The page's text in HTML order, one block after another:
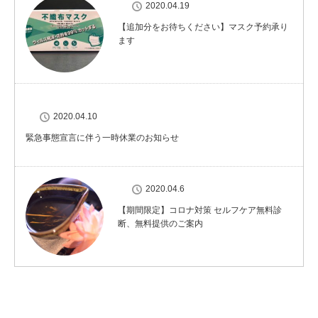
2020.04.19
【追加分をお待ちください】マスク予約承り
ます
2020.04.10
緊急事態宣言に伴う一時休業のお知らせ
2020.04.6
【期間限定】コロナ対策 セルフケア無料診
断、無料提供のご案内